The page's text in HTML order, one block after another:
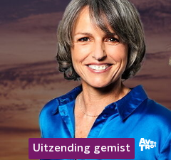
Uitzending gemist